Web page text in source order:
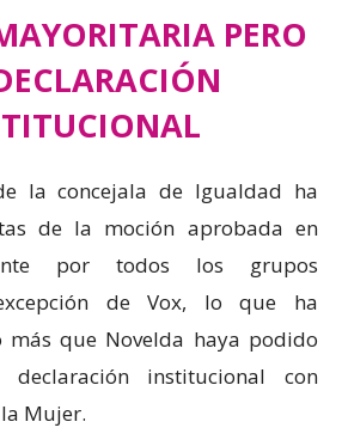
PERO
la concejala de Igualdad ha
de la moción aprobada en
por todos los grupos
de Vox, lo que ha
que Novelda haya podido
institucional con
Mujer.